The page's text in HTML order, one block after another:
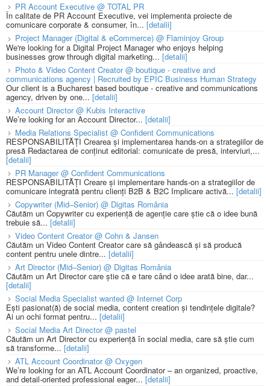
PR Account Executive @ TOTAL PR
În calitate de PR Account Executive, vei implementa proiecte de
comunicare corporate & consumer, în... [detalii]
Project Manager (Digital & eCommerce) @ Flaminjoy Group
We're looking for a Digital Project Manager who enjoys helping
businesses grow through digital marketing... [detalii]
Photo & Video Content Creator @ boutique - creative and
communications agency | Recruited by EPIC Business Human Strategy
Our client is a Bucharest based boutique - creative and communications
agency, driven by one... [detalii]
Account Director @ Kubis Interactive
We’re looking for an Account Director... [detalii]
Media Relations Specialist @ Confident Communications
RESPONSABILITĂȚI Crearea și implementarea hands-on a strategiilor de
presă Redactarea de conținut editorial: comunicate de presă, interviuri,...
[detalii]
PR Manager @ Confident Communications
RESPONSABILITĂȚI Creare și implementare hands-on a strategiilor de
comunicare integrată pentru clienți B2B & B2C Implicare activă... [detalii]
Copywriter (Mid–Senior) @ Digitas România
Căutăm un Copywriter cu experiență de agenție care știe că o idee bună
trebuie să... [detalii]
Video Content Creator @ Cohn & Jansen
Căutăm un Video Content Creator care să gândească și să producă
content pentru unele dintre... [detalii]
Art Director (Mid–Senior) @ Digitas România
Căutăm un Art Director care știe că e tare când o idee arată bine, dar...
[detalii]
Social Media Specialist wanted @ Internet Corp
Ești pasionat(ă) de social media, content creation și tendințele digitale?
Ai un ochi format pentru... [detalii]
Social Media Art Director @ pastel
Căutăm un Art Director cu experiență în social media, care să știe cum
să transforme... [detalii]
ATL Account Coordinator @ Oxygen
We’re looking for an ATL Account Coordinator – an organized, proactive,
and detail-oriented professional eager... [detalii]